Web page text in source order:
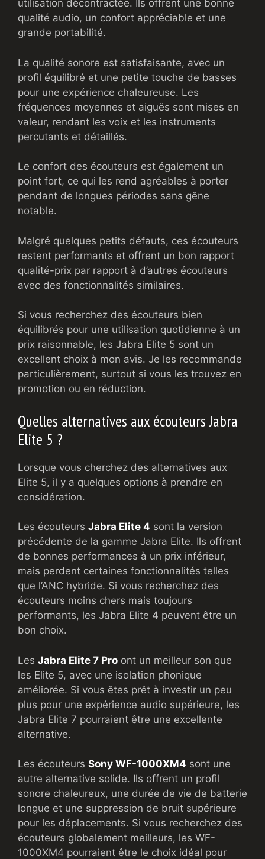
utilisation décontractée. Ils offrent une bonne
qualité audio, un confort appréciable et une
grande portabilité.
La qualité sonore est satisfaisante, avec un
profil équilibré et une petite touche de basses
pour une expérience chaleureuse. Les
fréquences moyennes et aiguës sont mises en
valeur, rendant les voix et les instruments
percutants et détaillés.
Le confort des écouteurs est également un
point fort, ce qui les rend agréables à porter
pendant de longues périodes sans gêne
notable.
Malgré quelques petits défauts, ces écouteurs
restent performants et offrent un bon rapport
qualité-prix par rapport à d’autres écouteurs
avec des fonctionnalités similaires.
Si vous recherchez des écouteurs bien
équilibrés pour une utilisation quotidienne à un
prix raisonnable, les Jabra Elite 5 sont un
excellent choix à mon avis. Je les recommande
particulièrement, surtout si vous les trouvez en
promotion ou en réduction.
Quelles alternatives aux écouteurs Jabra
Elite 5 ?
Lorsque vous cherchez des alternatives aux
Elite 5, il y a quelques options à prendre en
considération.
Les écouteurs Jabra Elite 4 sont la version
précédente de la gamme Jabra Elite. Ils offrent
de bonnes performances à un prix inférieur,
mais perdent certaines fonctionnalités telles
que l’ANC hybride. Si vous recherchez des
écouteurs moins chers mais toujours
performants, les Jabra Elite 4 peuvent être un
bon choix.
Les Jabra Elite 7 Pro ont un meilleur son que
les Elite 5, avec une isolation phonique
améliorée. Si vous êtes prêt à investir un peu
plus pour une expérience audio supérieure, les
Jabra Elite 7 pourraient être une excellente
alternative.
Les écouteurs Sony WF-1000XM4 sont une
autre alternative solide. Ils offrent un profil
sonore chaleureux, une durée de vie de batterie
longue et une suppression de bruit supérieure
pour les déplacements. Si vous recherchez des
écouteurs globalement meilleurs, les WF-
1000XM4 pourraient être le choix idéal pour